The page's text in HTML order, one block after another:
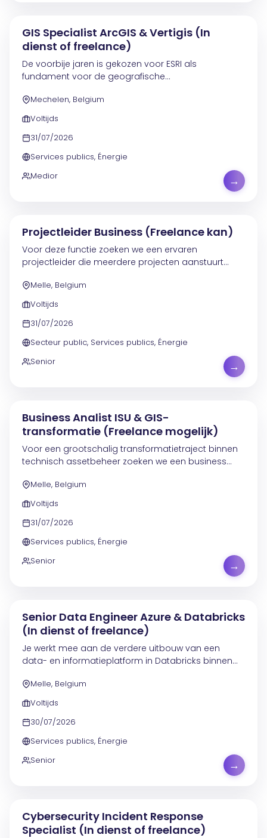
GIS Specialist ArcGIS & Vertigis (In
dienst of freelance)
De voorbije jaren is gekozen voor ESRI als
fundament voor de geografische
productteam van meer dan 40 IT- en
businessspecialisten werk je mee aan de verdere...
Mechelen, Belgium
Voltijds
31/07/2026
Services publics, Énergie
Medior
→
Projectleider Business (Freelance kan)
Voor deze functie zoeken we een ervaren
projectleider die meerdere projecten aanstuurt
maken deel uit van de roadmap rond
assetmanagement,...
Melle, Belgium
Voltijds
31/07/2026
Secteur public, Services publics, Énergie
Senior
→
Business Analist ISU & GIS-
transformatie (Freelance mogelijk)
Voor een grootschalig transformatietraject binnen
technisch assetbeheer zoeken we een business
van ISU R3 naar ISU S4, de uitwerking van nieuwe...
Melle, Belgium
Voltijds
31/07/2026
Services publics, Énergie
Senior
→
Senior Data Engineer Azure & Databricks
(In dienst of freelance)
Je werkt mee aan de verdere uitbouw van een
data- en informatieplatform in Databricks binnen
Azure-services ondersteunen dit platform, terwijl
Power...
Melle, Belgium
Voltijds
30/07/2026
Services publics, Énergie
Senior
→
Cybersecurity Incident Response
Specialist (In dienst of freelance)